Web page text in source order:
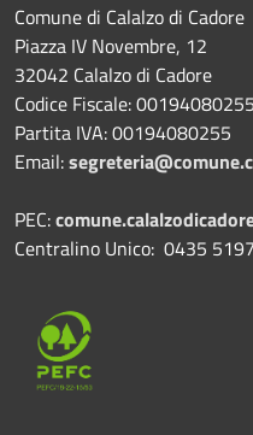
Comune di Calalzo di Cadore
Piazza IV Novembre, 12
32042 Calalzo di Cadore
Codice Fiscale: 00194080255
Partita IVA: 00194080255
Email:
PEC:
Centralino Unico: 0435